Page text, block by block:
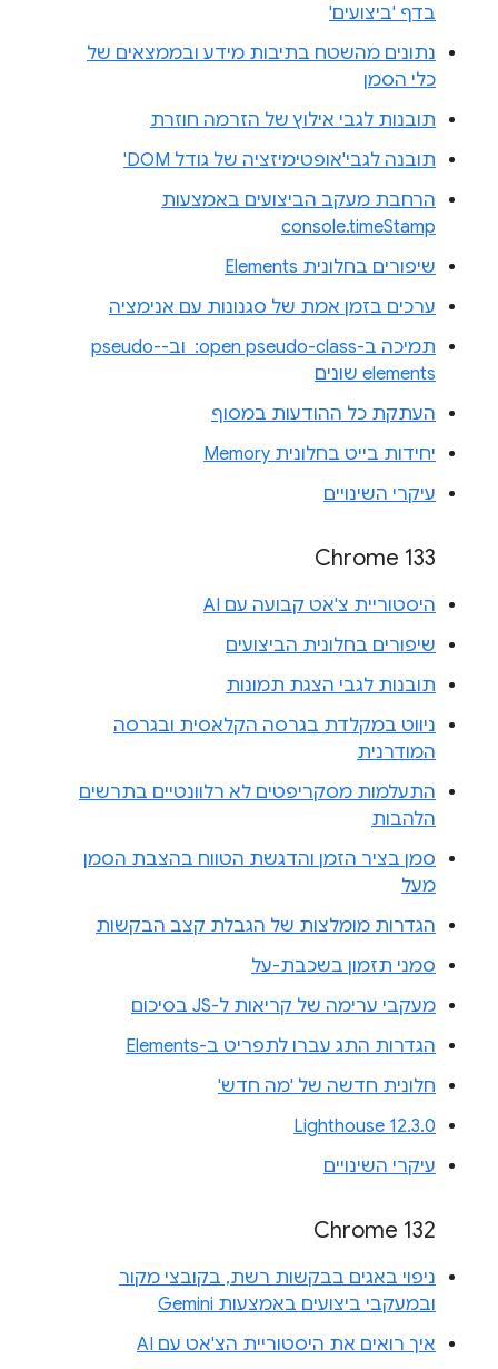
בדף 'ביצועים'
נתונים מהשטח בתיבות מידע ובממצאים של
כלי הסמן
תובנות לגבי אילוץ של הזרמה חוזרת
תובנה לגבי'אופטימיזציה של גודל DOM'
הרחבת מעקב הביצועים באמצעות
console.timeStamp
שיפורים בחלונית Elements
ערכים בזמן אמת של סגנונות עם אנימציה
תמיכה ב-‎ :open pseudo-class וב-pseudo-
elements שונים
העתקת כל ההודעות במסוף
יחידות בייט בחלונית Memory
עיקרי השינויים
Chrome 133
היסטוריית צ'אט קבועה עם AI
שיפורים בחלונית הביצועים
תובנות לגבי הצגת תמונות
ניווט במקלדת בגרסה הקלאסית ובגרסה
המודרנית
התעלמות מסקריפטים לא רלוונטיים בתרשים
הלהבות
סמן בציר הזמן והדגשת הטווח בהצבת הסמן
מעל
הגדרות מומלצות של הגבלת קצב הבקשות
סמני תזמון בשכבת-על
מעקבי ערימה של קריאות ל-JS בסיכום
הגדרות התג עברו לתפריט ב-Elements
חלונית חדשה של 'מה חדש'
Lighthouse 12.3.0
עיקרי השינויים
Chrome 132
ניפוי באגים בבקשות רשת, בקובצי מקור
ובמעקבי ביצועים באמצעות Gemini
איך רואים את היסטוריית הצ'אט עם AI